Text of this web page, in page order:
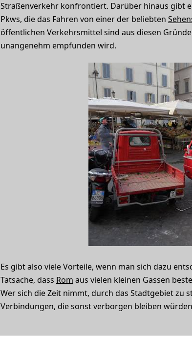
Straßenverkehr konfrontiert. Darüber hinaus gibt
Pkws, die das Fahren von einer der beliebten
öffentlichen Verkehrsmittel sind aus diesen
unangenehm empfunden wird.
Es gibt also viele Vorteile, wenn man sich dazu
Tatsache, dass Rom aus vielen kleinen Gassen
Wer sich die Zeit nimmt, durch das Stadtgebiet zu
Verbindungen, die sonst verborgen bleiben